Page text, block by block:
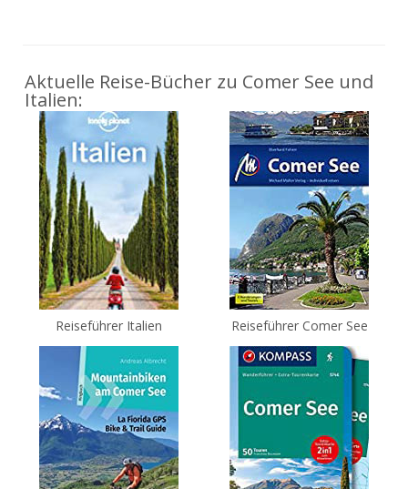
Aktuelle Reise-Bücher zu Comer See und
Italien:
Reiseführer Italien Reiseführer Comer See